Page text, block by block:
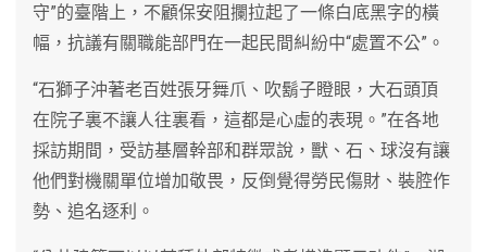
守”的臺階上，不顧保安阻攔拉起了一條白底黑字的橫
幅，抗議有關職能部門在一起民間糾紛中“處置不公”。
“石獅子沖著老百姓張牙舞爪、吹鬍子瞪眼，大石頭頂
在院子裏不讓人往裏看，這都是心虛的表現。”在各地
採訪期間，受訪基層幹部和群眾說，獸、石、球沒有讓
他們對機關單位增加敬畏，反倒覺得勞民傷財、裝腔作
勢、追名逐利。